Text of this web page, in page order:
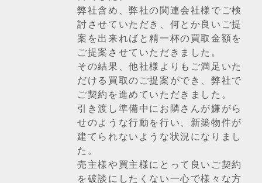
弊社含め、弊社の関連会社様でご検
討させていただき、何とか良いご提
案を出来ればと精一杯の買取金額を
ご提案させていただきました。
その結果、他社様よりもご満足いた
だける買取のご提案ができ、弊社で
ご契約を進めていただきました。
引き渡し準備中にお隣さんが嫌がら
せのような行動を行い、新築物件が
建てられないような状況になりまし
た。
売主様や買主様にとって良いご契約
を破談にしたくない一心で様々な方